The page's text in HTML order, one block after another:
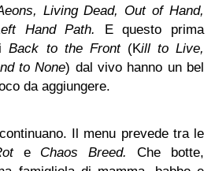
Living Dead, Out of Hand,
Hand Path.
E questo prima
Back to the Front(Kill to Live,
to None) dal vivo hanno un bel
da aggiungere.
Il menu prevede tra le
e Chaos Breed.
Che botte,